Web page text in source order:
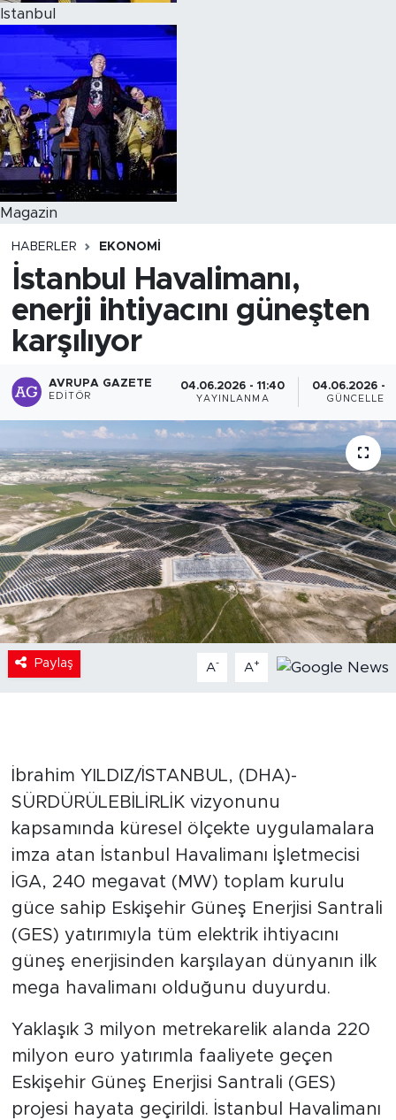
Istanbul
Magazin
HABERLER EKONOMI
İstanbul Havalimanı,
enerji ihtiyacını güneşten
karşılıyor
AVRUPA GAZETE
EDITÖR
04.06.2026 - 11:40
YAYINLANMA
04.06.2026 -
Paylaş A- A+
İbrahim YILDIZ/İSTANBUL, (DHA)-
SÜRDÜRÜLEBİLİRLİK vizyonunu
kapsamında küresel ölçekte uygulamalara
imza atan İstanbul Havalimanı İşletmecisi
İGA, 240 megavat (MW) toplam kurulu
güce sahip Eskişehir Güneş Enerjisi Santrali
(GES) yatırımıyla tüm elektrik ihtiyacını
güneş enerjisinden karşılayan dünyanın ilk
mega havalimanı olduğunu duyurdu.
Yaklaşık 3 milyon metrekarelik alanda 220
milyon euro yatırımla faaliyete geçen
Eskişehir Güneş Enerjisi Santrali (GES)
projesi hayata geçirildi. İstanbul Havalimanı